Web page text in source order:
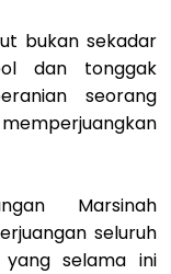
bukan sekadar
dan tonggak
seorang
Marsinah
seluruh
selama ini